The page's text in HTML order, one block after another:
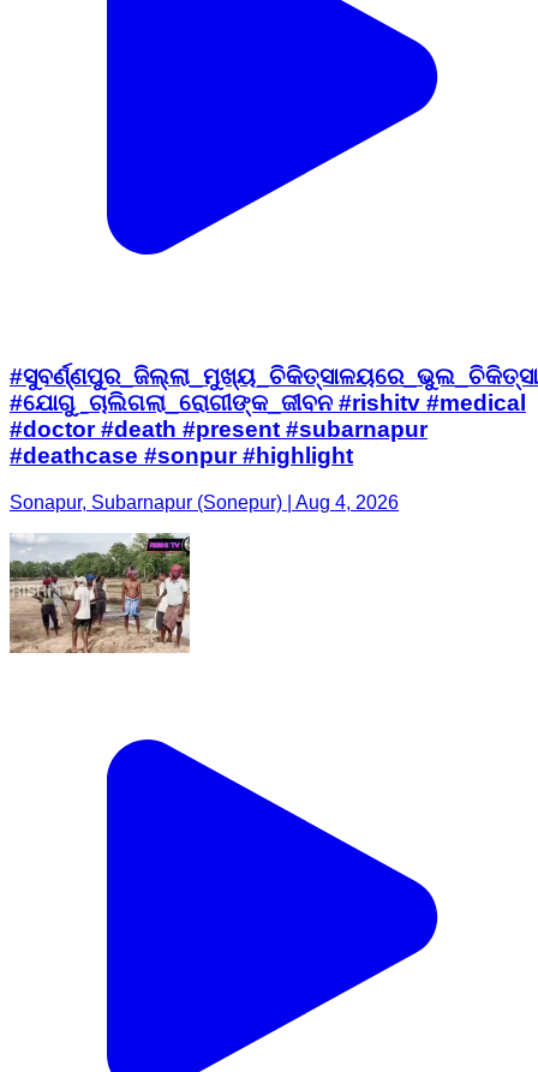
#ସୁବର୍ଣ୍ଣପୁର_ଜିଲ୍ଲା_ମୁଖ୍ୟ_ଚିକିତ୍ସାଳୟରେ_ଭୁଲ_ଚିକିତ୍ସା
#ଯୋଗୁ_ଚାଲିଗଲା_ରୋଗୀଙ୍କ_ଜୀବନ #rishitv #medical
#doctor #death #present #subarnapur
#deathcase #sonpur #highlight
Sonapur, Subarnapur (Sonepur) | Aug 4, 2026